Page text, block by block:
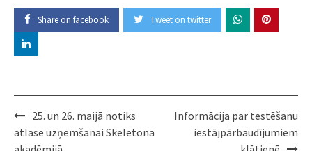
Share on facebook Tweet on twitter
Post
navigation
25. un 26. maijā notiks
atlase uzņemšanai Skeletona
Informācija par testēšanu
iestājpārbaudījumiem